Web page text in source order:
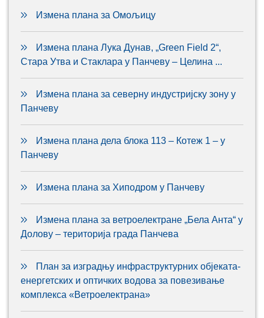
Измена плана за Омољицу
Измена плана Лука Дунав, „Green Field 2“,
Стара Утва и Стаклара у Панчеву – Целина ...
Измена плана за северну индустријску зону у
Панчеву
Измена плана дела блока 113 – Котеж 1 – у
Панчеву
Измена плана за Хиподром у Панчеву
Измена плана за ветроелектране „Бела Анта“ у
Долову – територија града Панчева
План за изградњу инфраструктурних објеката-
енергетских и оптичких водова за повезивање
комплекса «Ветроелектрана»